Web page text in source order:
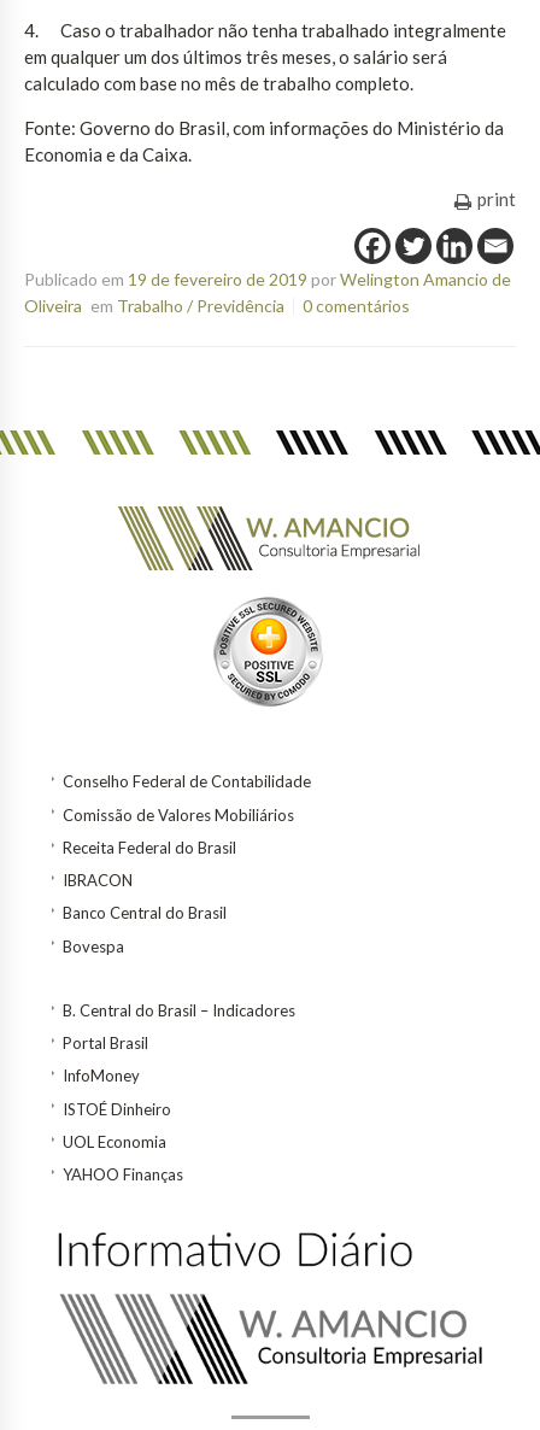
4. Caso o trabalhador não tenha trabalhado integralmente
em qualquer um dos últimos três meses, o salário será
calculado com base no mês de trabalho completo.
Fonte: Governo do Brasil, com informações do Ministério da
Economia e da Caixa.
print
Publicado em 19 de fevereiro de 2019 porWelington Amancio de
Oliveira em Trabalho / Previdência 0 comentários
Conselho Federal de Contabilidade
Comissão de Valores Mobiliários
Receita Federal do Brasil
IBRACON
Banco Central do Brasil
Bovespa
B. Central do Brasil – Indicadores
Portal Brasil
InfoMoney
ISTOÉ Dinheiro
UOL Economia
YAHOO Finanças